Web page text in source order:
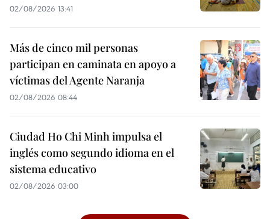
02/08/2026 13:41
Más de cinco mil personas
participan en caminata en apoyo a
víctimas del Agente Naranja
02/08/2026 08:44
Ciudad Ho Chi Minh impulsa el
inglés como segundo idioma en el
sistema educativo
02/08/2026 03:00